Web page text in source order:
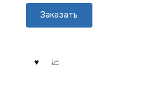
Заказать